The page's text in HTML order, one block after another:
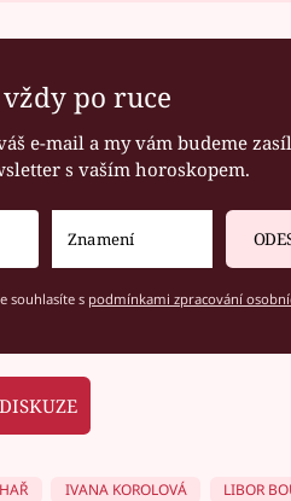
po ruce
e-mail a my vám budeme
s vaším horoskopem.
souhlasíte s podmínkami zpracování
IVANA KOROLOVÁ LIBOR